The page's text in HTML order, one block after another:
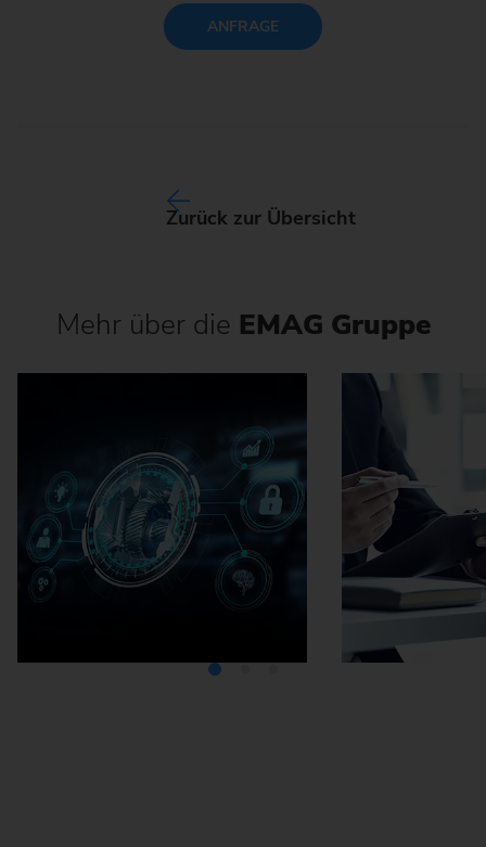
ANFRAGE
Zurück zur Übersicht
Mehr über die EMAG Gruppe